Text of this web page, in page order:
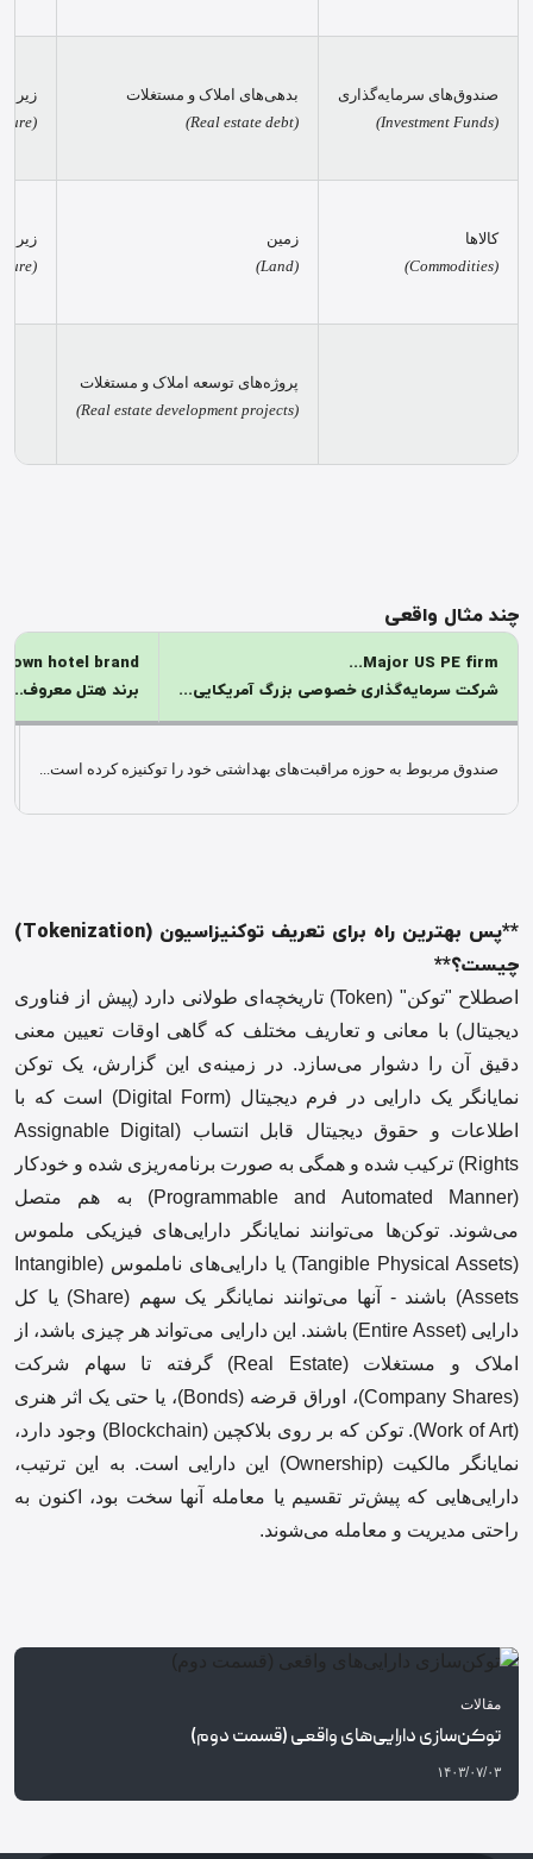
صندوق‌های سرمایه‌گذاری
(Investment Funds)
بدهی‌های املاک و مستغلات
(Real estate debt)
(Water and wastewater infrastructure)
کالاها
(Commodities)
زمین
(Land)
(Communication infrastructure)
پروژه‌های توسعه املاک و مستغلات
(Real estate development projects)
چند مثال واقعی
Major US PE firm...
شرکت سرمایه‌گذاری خصوصی بزرگ آمریکایی...
hotel brand...
برند هتل معروف...
صندوق مربوط به حوزه مراقبت‌های بهداشتی خود را توکنیزه کرده است...
**پس بهترین راه برای تعریف توکنیزاسیون (Tokenization
)
چیست؟**
اصطلاح "توکن" (Token) تاریخچه‌ای طولانی دارد (پیش از فناوری
دیجیتال) با معانی و تعاریف مختلف که گاهی اوقات تعیین معنی
دقیق آن را دشوار می‌سازد. در زمینه‌ی این گزارش، یک توکن
نمایانگر یک دارایی در فرم دیجیتال (Digital Form) است که با
اطلاعات و حقوق دیجیتال قابل انتساب (Assignable Digital
Rights) ترکیب شده و همگی به صورت برنامه‌ریزی شده و خودکار
(Programmable and Automated Manner) به هم متصل
می‌شوند. توکن‌ها می‌توانند نمایانگر دارایی‌های فیزیکی ملموس
(Tangible Physical Assets) یا دارایی‌های ناملموس (Intangible
Assets) باشند - آنها می‌توانند نمایانگر یک سهم (Share) یا کل
دارایی (Entire Asset) باشند. این دارایی می‌تواند هر چیزی باشد، از
املاک و مستغلات (Real Estate) گرفته تا سهام شرکت
(Company Shares)، اوراق قرضه (Bonds)، یا حتی یک اثر هنری
(Work of Art). توکن که بر روی بلاکچین (Blockchain) وجود دارد،
نمایانگر مالکیت (Ownership) این دارایی است. به این ترتیب،
دارایی‌هایی که پیش‌تر تقسیم یا معامله آنها سخت بود، اکنون به
راحتی مدیریت و معامله می‌شوند.
مقالات
توکن‌سازی دارایی‌های واقعی (قسمت دوم)
۱۴۰۳/۰۷/۰۳